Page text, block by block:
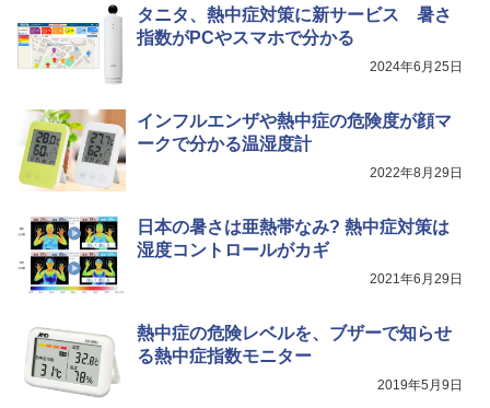
タニタ、熱中症対策に新サービス 暑さ
指数がPCやスマホで分かる
2024年6月25日
インフルエンザや熱中症の危険度が顔マ
ークで分かる温湿度計
2022年8月29日
日本の暑さは亜熱帯なみ? 熱中症対策は
湿度コントロールがカギ
2021年6月29日
熱中症の危険レベルを、ブザーで知らせ
る熱中症指数モニター
2019年5月9日